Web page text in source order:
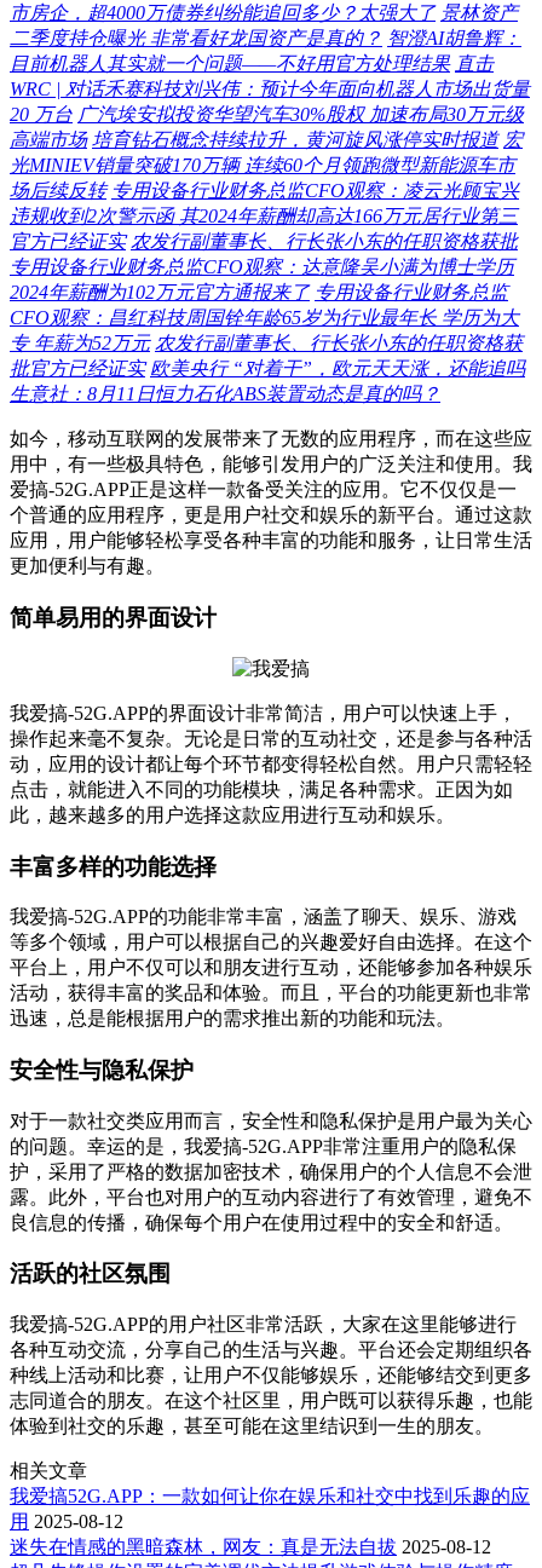
市房企，超4000万债券纠纷能追回多少？太强大了 景林资产
二季度持仓曝光 非常看好龙国资产是真的？ 智澄AI胡鲁辉：
目前机器人其实就一个问题——不好用官方处理结果 直击
WRC | 对话禾赛科技刘兴伟：预计今年面向机器人市场出货量
20 万台 广汽埃安拟投资华望汽车30%股权 加速布局30万元级
高端市场 培育钻石概念持续拉升，黄河旋风涨停实时报道 宏
光MINIEV销量突破170万辆 连续60个月领跑微型新能源车市
场后续反转 专用设备行业财务总监CFO观察：凌云光顾宝兴
违规收到2次警示函 其2024年薪酬却高达166万元居行业第三
官方已经证实 农发行副董事长、行长张小东的任职资格获批
专用设备行业财务总监CFO观察：达意隆吴小满为博士学历
2024年薪酬为102万元官方通报来了 专用设备行业财务总监
CFO观察：昌红科技周国铨年龄65岁为行业最年长 学历为大
专 年薪为52万元 农发行副董事长、行长张小东的任职资格获
批官方已经证实 欧美央行 “对着干”，欧元天天涨，还能追吗
生意社：8月11日恒力石化ABS装置动态是真的吗？
如今，移动互联网的发展带来了无数的应用程序，而在这些应
用中，有一些极具特色，能够引发用户的广泛关注和使用。我
爱搞-52G.APP正是这样一款备受关注的应用。它不仅仅是一
个普通的应用程序，更是用户社交和娱乐的新平台。通过这款
应用，用户能够轻松享受各种丰富的功能和服务，让日常生活
更加便利与有趣。
简单易用的界面设计
我爱搞-52G.APP的界面设计非常简洁，用户可以快速上手，
操作起来毫不复杂。无论是日常的互动社交，还是参与各种活
动，应用的设计都让每个环节都变得轻松自然。用户只需轻轻
点击，就能进入不同的功能模块，满足各种需求。正因为如
此，越来越多的用户选择这款应用进行互动和娱乐。
丰富多样的功能选择
我爱搞-52G.APP的功能非常丰富，涵盖了聊天、娱乐、游戏
等多个领域，用户可以根据自己的兴趣爱好自由选择。在这个
平台上，用户不仅可以和朋友进行互动，还能够参加各种娱乐
活动，获得丰富的奖品和体验。而且，平台的功能更新也非常
迅速，总是能根据用户的需求推出新的功能和玩法。
安全性与隐私保护
对于一款社交类应用而言，安全性和隐私保护是用户最为关心
的问题。幸运的是，我爱搞-52G.APP非常注重用户的隐私保
护，采用了严格的数据加密技术，确保用户的个人信息不会泄
露。此外，平台也对用户的互动内容进行了有效管理，避免不
良信息的传播，确保每个用户在使用过程中的安全和舒适。
活跃的社区氛围
我爱搞-52G.APP的用户社区非常活跃，大家在这里能够进行
各种互动交流，分享自己的生活与兴趣。平台还会定期组织各
种线上活动和比赛，让用户不仅能够娱乐，还能够结交到更多
志同道合的朋友。在这个社区里，用户既可以获得乐趣，也能
体验到社交的乐趣，甚至可能在这里结识到一生的朋友。
相关文章
我爱搞52G.APP：一款如何让你在娱乐和社交中找到乐趣的应
用 2025-08-12
迷失在情感的黑暗森林，网友：真是无法自拔 2025-08-12